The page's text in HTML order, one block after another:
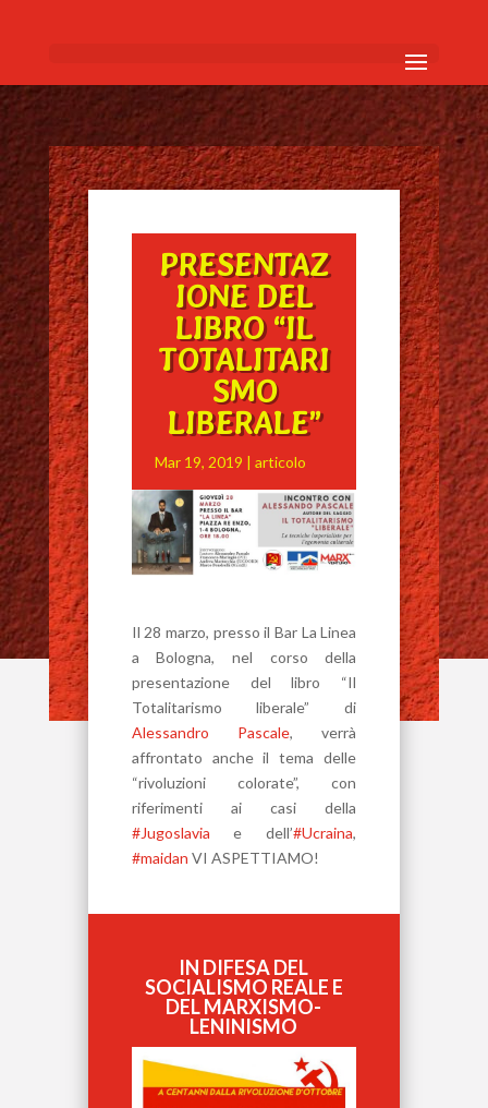
PRESENTAZ
IONE DEL
LIBRO “IL
TOTALITARI
SMO
LIBERALE”
Mar 19, 2019 | articolo
Il 28 marzo, presso il Bar La Linea
a Bologna, nel corso della
presentazione del libro “Il
Totalitarismo liberale” di
Alessandro Pascale, verrà
affrontato anche il tema delle
“rivoluzioni colorate”, con
riferimenti ai casi della
#Jugoslavia e dell’#Ucraina,
#maidan VI ASPETTIAMO!
IN DIFESA DEL
SOCIALISMO REALE E
DEL MARXISMO-
LENINISMO